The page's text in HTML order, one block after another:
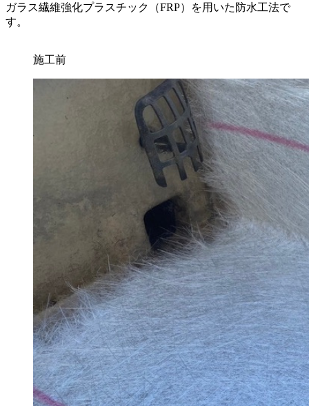
ガラス繊維強化プラスチック（FRP）を用いた防水工法で
す。
施工前